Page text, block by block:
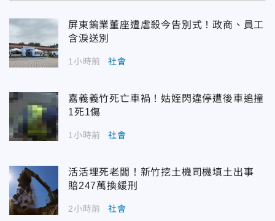
屏東鎢業董座遭虐殺今告別式！政商、員工
含淚送別
1小時前 社會
嘉義義竹死亡車禍！姑姪閃違停遭後車追撞
1死1傷
1小時前 社會
活活埋死老闆！新竹挖土機司機填土出事
賠247萬換緩刑
2小時前 社會